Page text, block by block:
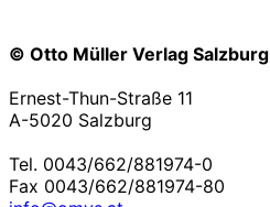
© Otto Müller Verlag Salzburg
Ernest-Thun-Straße 11
A-5020 Salzburg
Tel. 0043/662/881974-0
Fax 0043/662/881974-80